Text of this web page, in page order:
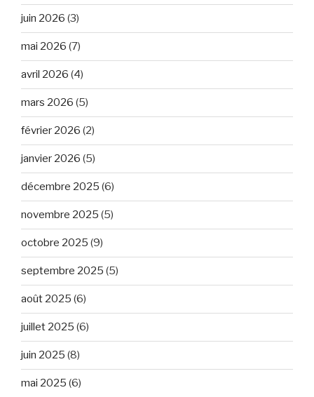
juin 2026 (3)
mai 2026 (7)
avril 2026 (4)
mars 2026 (5)
février 2026 (2)
janvier 2026 (5)
décembre 2025 (6)
novembre 2025 (5)
octobre 2025 (9)
septembre 2025 (5)
août 2025 (6)
juillet 2025 (6)
juin 2025 (8)
mai 2025 (6)